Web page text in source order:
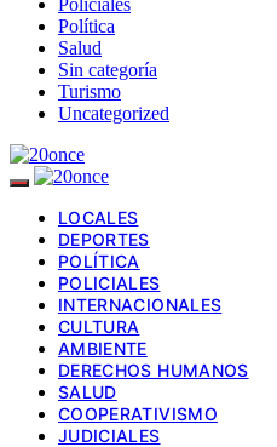
Policiales
Política
Salud
Sin categoría
Turismo
Uncategorized
LOCALES
DEPORTES
POLÍTICA
POLICIALES
INTERNACIONALES
CULTURA
AMBIENTE
DERECHOS HUMANOS
SALUD
COOPERATIVISMO
JUDICIALES